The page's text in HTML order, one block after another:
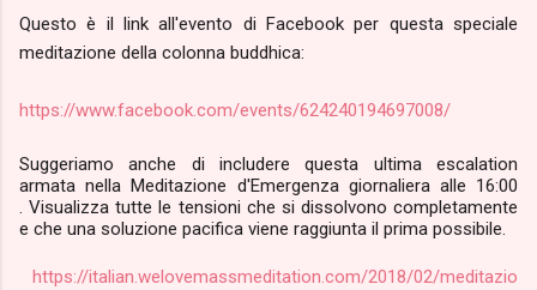
Questo è il link all'evento di Facebook per questa speciale
meditazione della colonna buddhica:
https://www.facebook.com/events/624240194697008/
Suggeriamo anche di includere questa ultima escalation
armata nella Meditazione d'Emergenza giornaliera alle 16:00
.Visualizza tutte le tensioni che si dissolvono completamente
e che una soluzione pacifica viene raggiunta il prima possibile.
https://italian.welovemassmeditation.com/2018/02/meditazio